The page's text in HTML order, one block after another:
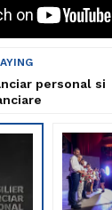
personal si